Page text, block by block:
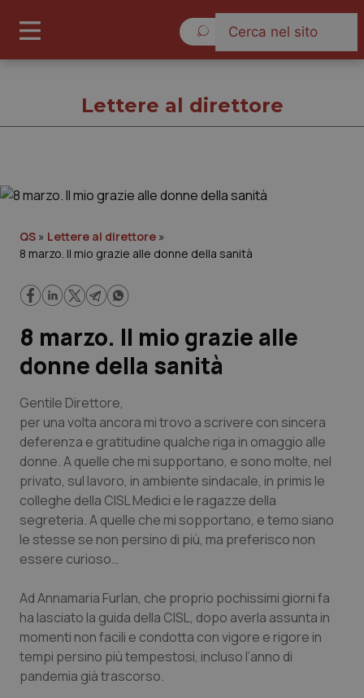
Cronache
Lavoro e Professioni
Scienza e Farmaci
Studi e Analisi
Lettere al direttore
Edizioni Regionali
Professionisti Sanitari.AI
Abruzzo
QS Pro Gold
Lettere al direttore
QS » Lettere al direttore »
8 marzo. Il mio grazie alle donne della sanità
8 marzo. Il mio grazie alle
donne della sanità
Gentile Direttore,
per una volta ancora mi trovo a scrivere con sincera
deferenza e gratitudine qualche riga in omaggio alle
donne. A quelle che mi supportano, e sono molte, nel
privato, sul lavoro, in ambiente sindacale, in primis le
colleghe della CISL Medici e le ragazze della
segreteria. A quelle che mi sopportano, e temo siano
le stesse se non persino di più, ma preferisco non
essere curioso…
Ad Annamaria Furlan, che proprio pochissimi giorni fa
ha lasciato la guida della CISL, dopo averla assunta in
momenti non facili e condotta con vigore e rigore in
tempi persino più tempestosi, incluso l’anno di
pandemia già trascorso.